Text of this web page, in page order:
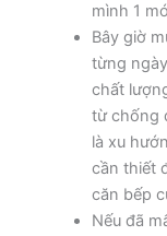
mình 1
Bây giờ
từng
chất
từ chống
là xu
cần thiết
căn bếp
Nếu đã